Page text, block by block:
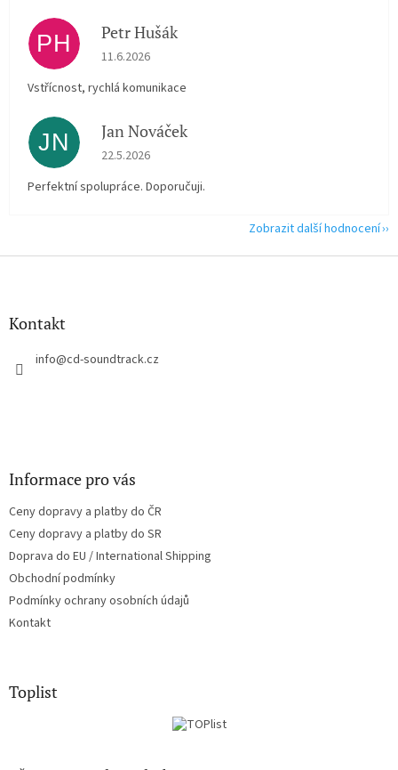
PH Petr Hušák
Hodnocení obchodu je 5 z 5 hvězdiček.
11.6.2026
Vstřícnost, rychlá komunikace
JN Jan Nováček
Hodnocení obchodu je 5 z 5 hvězdiček.
22.5.2026
Perfektní spolupráce. Doporučuji.
Zobrazit další hodnocení
Z
Kontakt
info@cd-soundtrack.cz
Informace pro vás
Ceny dopravy a platby do ČR
Ceny dopravy a platby do SR
Doprava do EU / International Shipping
Obchodní podmínky
Podmínky ochrany osobních údajů
Kontakt
Toplist